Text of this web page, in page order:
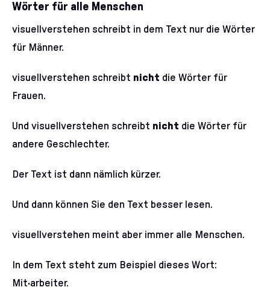
Wörter für alle Menschen
visuellverstehen schreibt in dem Text nur die Wörter
für Männer.
visuellverstehen schreibt nicht die Wörter für
Frauen.
Und visuellverstehen schreibt nicht die Wörter für
andere Geschlechter.
Der Text ist dann nämlich kürzer.
Und dann können Sie den Text besser lesen.
visuellverstehen meint aber immer alle Menschen.
In dem Text steht zum Beispiel dieses Wort:
Mit·arbeiter.